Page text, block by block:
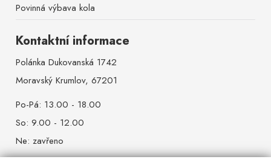
Povinná výbava kola
Kontaktní informace
Polánka Dukovanská 1742
Moravský Krumlov, 67201
Po-Pá: 13.00 - 18.00
So: 9.00 - 12.00
Ne: zavřeno